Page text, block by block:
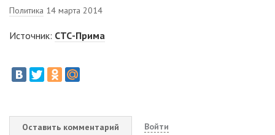
Политика 14 марта 2014
Источник: СТС-Прима
Оставить комментарий Войти